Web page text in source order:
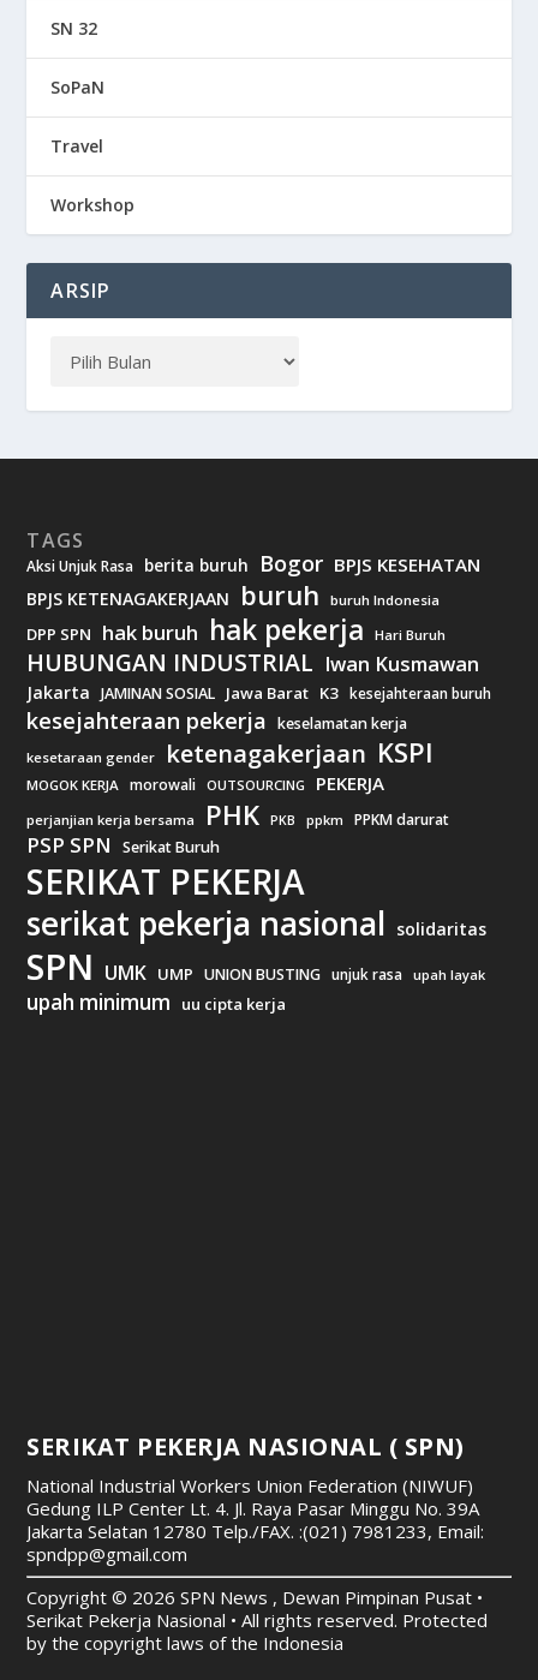
SN 32
SoPaN
Travel
Workshop
ARSIP
TAGS
Aksi Unjuk Rasa berita buruh Bogor BPJS KESEHATAN
BPJS KETENAGAKERJAAN buruh buruh Indonesia
DPP SPN hak buruh hak pekerja Hari Buruh
HUBUNGAN INDUSTRIAL Iwan Kusmawan
Jakarta JAMINAN SOSIAL Jawa Barat K3 kesejahteraan buruh
kesejahteraan pekerja keselamatan kerja
kesetaraan gender ketenagakerjaan KSPI
MOGOK KERJA morowali OUTSOURCING PEKERJA
perjanjian kerja bersama PHK PKB ppkm PPKM darurat
PSP SPN Serikat Buruh
SERIKAT PEKERJA
serikat pekerja nasional solidaritas
SPN UMK UMP UNION BUSTING unjuk rasa upah layak
upah minimum uu cipta kerja
SERIKAT PEKERJA NASIONAL ( SPN)
National Industrial Workers Union Federation (NIWUF)
Gedung ILP Center Lt. 4. Jl. Raya Pasar Minggu No. 39A
Jakarta Selatan 12780 Telp./FAX. :(021) 7981233, Email:
spndpp@gmail.com
Copyright © 2026 SPN News , Dewan Pimpinan Pusat •
Serikat Pekerja Nasional • All rights reserved. Protected
by the copyright laws of the Indonesia